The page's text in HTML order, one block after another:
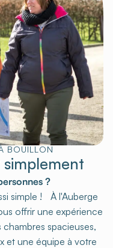
BOUILLON
?
simple ! À l'Auberge
offrir une expérience
spacieuses,
et une équipe à votre